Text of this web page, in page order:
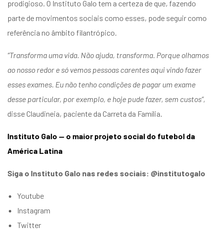
prodigioso. O Instituto Galo tem a certeza de que, fazendo
parte de movimentos sociais como esses, pode seguir como
referência no âmbito filantrópico.
“Transforma uma vida. Não ajuda, transforma. Porque olhamos
ao nosso redor e só vemos pessoas carentes aqui vindo fazer
esses exames. Eu não tenho condições de pagar um exame
desse particular, por exemplo, e hoje pude fazer, sem custos”,
disse Claudineia, paciente da Carreta da Família.
Instituto Galo — o maior projeto social do futebol da
América Latina
Siga o Instituto Galo nas redes sociais: @institutogalo
Youtube
Instagram
Twitter